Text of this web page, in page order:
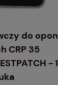
do opon
CRP 35
- 1